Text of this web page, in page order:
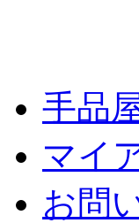
手品
マイ
お問